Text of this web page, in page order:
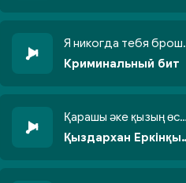
Я
Криминальный бит
Қарашы әке қызың өсті бойжеттіп